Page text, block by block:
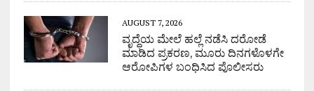
AUGUST 7, 2026
ವೃದ್ಧೆಯ ಮೇಲೆ ಹಲ್ಲೆ ನಡೆಸಿ ದರೋಡೆ
ಮಾಡಿದ ಪ್ರಕರಣ, ಮೂರು ದಿನಗಳೊಳಗೇ
ಆರೋಪಿಗಳ ಬಂಧಿಸಿದ ಪೊಲೀಸರು